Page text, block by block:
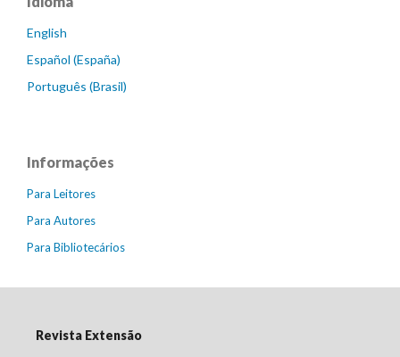
English
Español (España)
Português (Brasil)
Informações
Para Leitores
Para Autores
Para Bibliotecários
Revista Extensão